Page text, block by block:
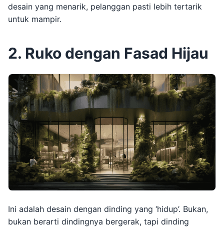
desain yang menarik, pelanggan pasti lebih tertarik
untuk mampir.
2. Ruko dengan Fasad Hijau
Ini adalah desain dengan dinding yang ‘hidup’. Bukan,
bukan berarti dindingnya bergerak, tapi dinding